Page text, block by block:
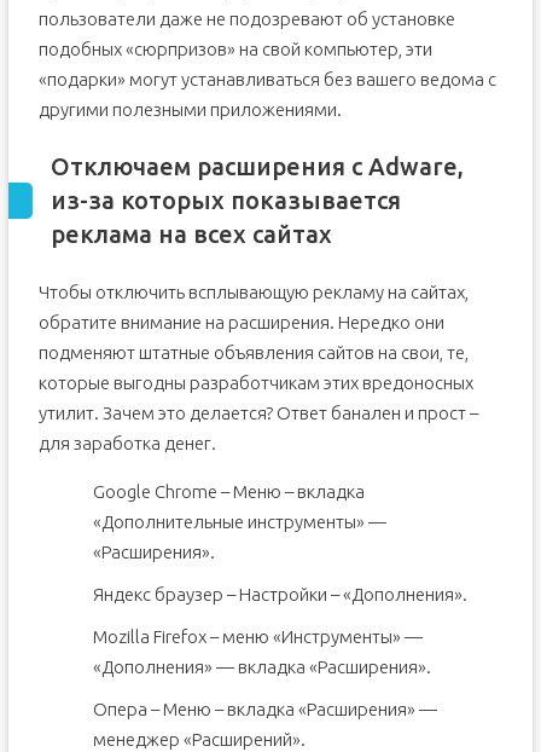
пользователи даже не подозревают об установке
подобных «сюрпризов» на свой компьютер, эти
«подарки» могут устанавливаться без вашего ведома с
другими полезными приложениями.
Отключаем расширения с Adware,
из-за которых показывается
реклама на всех сайтах
Чтобы отключить всплывающую рекламу на сайтах,
обратите внимание на расширения. Нередко они
подменяют штатные объявления сайтов на свои, те,
которые выгодны разработчикам этих вредоносных
утилит. Зачем это делается? Ответ банален и прост –
для заработка денег.
Google Chrome – Меню – вкладка
«Дополнительные инструменты» —
«Расширения».
Яндекс браузер – Настройки – «Дополнения».
Mozilla Firefox – меню «Инструменты» —
«Дополнения» — вкладка «Расширения».
Опера – Меню – вкладка «Расширения» —
менеджер «Расширений».